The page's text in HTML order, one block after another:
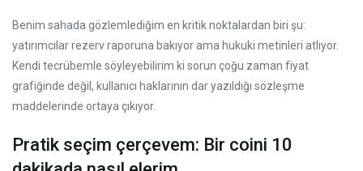
Benim sahada gözlemlediğim en kritik noktalardan biri şu:
yatırımcılar rezerv raporuna bakıyor ama hukuki metinleri atlıyor.
Kendi tecrübemle söyleyebilirim ki sorun çoğu zaman fiyat
grafiğinde değil, kullanıcı haklarının dar yazıldığı sözleşme
maddelerinde ortaya çıkıyor.
Pratik seçim çerçevem: Bir coini 10